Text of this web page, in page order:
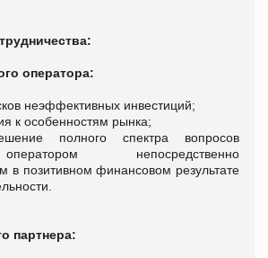
оператора:
неэффективных инвестиций;
к особенностям рынка;
полного спектра вопросов
непосредственно
в позитивном финансовом результате
партнера: